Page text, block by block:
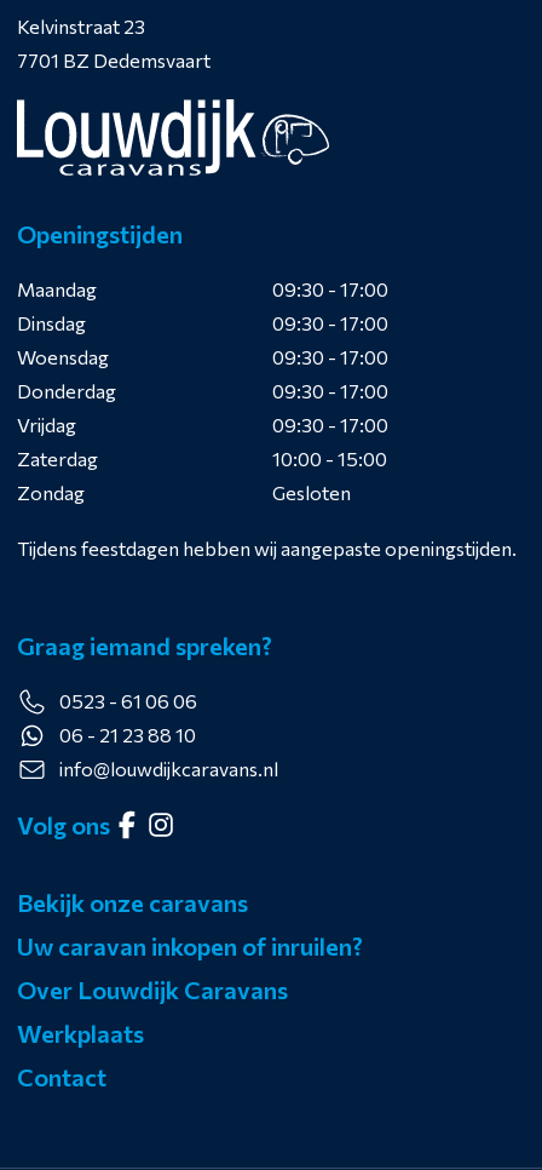
Kelvinstraat 23
7701 BZ Dedemsvaart
Openingstijden
Maandag
09:30 - 17:00
Dinsdag
09:30 - 17:00
Woensdag
09:30 - 17:00
Donderdag
09:30 - 17:00
Vrijdag
09:30 - 17:00
Zaterdag
10:00 - 15:00
Zondag
Gesloten
Tijdens feestdagen hebben wij aangepaste openingstijden.
Graag iemand spreken?
0523 - 61 06 06
06 - 21 23 88 10
info@louwdijkcaravans.nl
Volg ons
Bekijk onze caravans
Uw caravan inkopen of inruilen?
Over Louwdijk Caravans
Werkplaats
Contact